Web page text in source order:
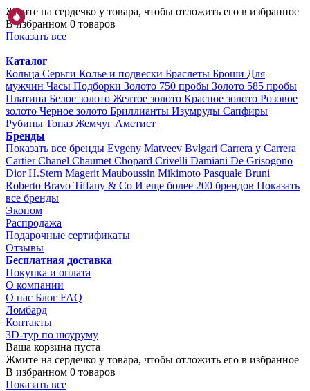
Жмите на сердечко у товара, чтобы отложить его в избранное
В избранном 0 товаров
Показать все
Каталог
Кольца Серьги Колье и подвески Браслеты Броши Для
мужчин Часы Подборки Золото 750 пробы Золото 585 пробы
Платина Белое золото Желтое золото Красное золото Розовое
золото Черное золото Бриллианты Изумруды Сапфиры
Рубины Топаз Жемчуг Аметист
Бренды
Показать все бренды Evgeny Matveev Bvlgari Carrera y Carrera
CartierChanel Chaumet Chopard Crivelli Damiani De Grisogono
DiorH.Stern Magerit Mauboussin Mikimoto Pasquale Bruni
Roberto Bravo Tiffany & Co И еще более 200 брендов Показать
все бренды
Эконом
Распродажа
Подарочные сертификаты
Отзывы
Бесплатная доставка
Покупка и оплата
О компании
О нас Блог FAQ
Ломбард
Контакты
3D-тур по шоуруму
Ваша корзина пуста
Жмите на сердечко у товара, чтобы отложить его в избранное
В избранном 0 товаров
Показать все